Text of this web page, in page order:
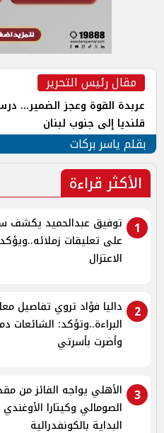
مقال رئيس التحرير
عربدة القوة وعجز الضمير...
قلنديا إلى جنوب لبنان
بقلم ياسر بركات
الأكثر قراءة
1
توفيق عبدالحميد يكشف
على تعليقات
الاعتزال
2
داليا فؤاد تروي تفاصيل
البراءة..وتؤكد: الشائعات
وأضرت بأسرتي
3
الأهلي يواجه الفائز من
الصومالي وكيتارا
البداية بالكونفدرالية